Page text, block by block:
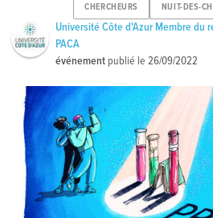
CHERCHEURS NUIT-DES-
Université Côte d'Azur Membre du
PACA
événement publié le26/09/2022